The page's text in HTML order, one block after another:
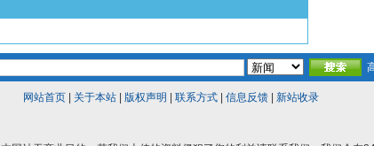
网站首页| 关于本站| 版权声明 联系方式| 信息反馈| 新站收录